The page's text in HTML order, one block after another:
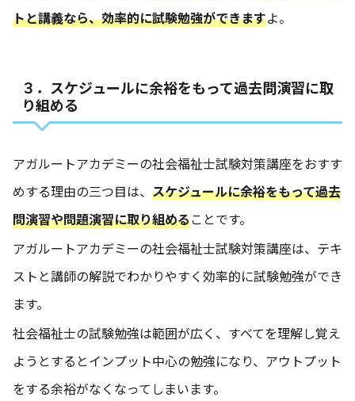
トと講義なら、効率的に試験勉強ができますよ。
３．スケジュールに余裕をもって過去問演習に取
り組める
アガルートアカデミーの社会福祉士試験対策講座をおすす
めする理由の三つ目は、 スケジュールに余裕をもって過去
問演習や問題演習に取り組めることです。
アガルートアカデミーの社会福祉士試験対策講座は、テキ
ストと講師の解説でわかりやすく効率的に試験勉強ができ
ます。
社会福祉士の試験勉強は範囲が広く、すべてを理解し覚え
ようとするとインプット中心の勉強になり、アウトプット
をする余裕がなくなってしまいます。